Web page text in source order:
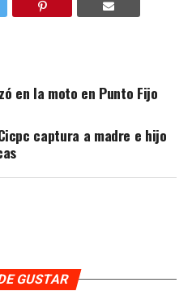
en la moto en Punto Fijo
captura a madre e hijo
GUSTAR